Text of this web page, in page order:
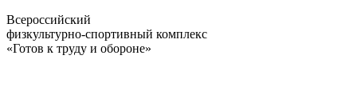
Всероссийский
физкультурно-спортивный комплекс
«Готов к труду и обороне»